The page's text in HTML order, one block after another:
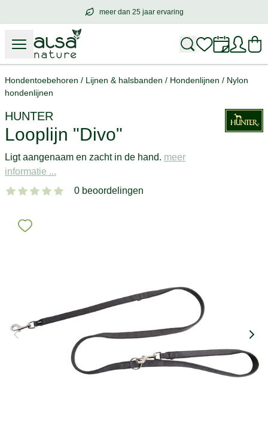
meer dan 25 jaar ervaring
meer dan25 jaar ervaring
Hondentoebehoren / Lijnen & halsbanden / Hondenlijnen / Nylon
hondenlijnen
HUNTER
Looplijn "Divo"
Ligt aangenaam en zacht in de hand. meer
informatie ...
0 beoordelingen